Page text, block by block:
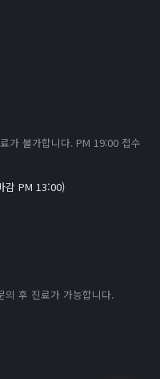
가 불가합니다. PM 19:00 접수
감 PM 13:00)
의 후 진료가 가능합니다.